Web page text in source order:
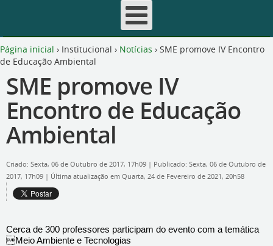
Página inicial › Institucional › Notícias › SME promove IV Encontro
de Educação Ambiental
SME promove IV
Encontro de Educação
Ambiental
Criado: Sexta, 06 de Outubro de 2017, 17h09 | Publicado: Sexta, 06 de Outubro de
2017, 17h09 | Última atualização em Quarta, 24 de Fevereiro de 2021, 20h58
Cerca de 300 professores participam do evento com a temática
Meio Ambiente e Tecnologias